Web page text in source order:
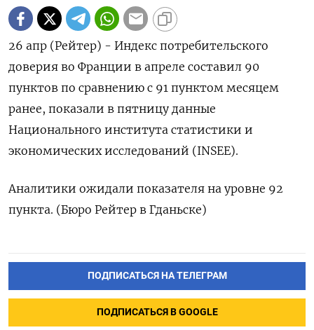
26 апр (Рейтер) - Индекс потребительского
доверия во Франции в апреле составил 90
пунктов по сравнению с 91 пунктом месяцем
ранее, показали в пятницу данные
Национального института статистики и
экономических исследований (INSEE).
Аналитики ожидали показателя на уровне 92
пункта. (Бюро Рейтер в Гданьске)
ПОДПИСАТЬСЯ НА ТЕЛЕГРАМ
ПОДПИСАТЬСЯ В GOOGLE